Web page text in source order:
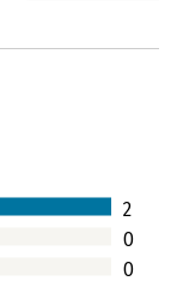
2
0
0